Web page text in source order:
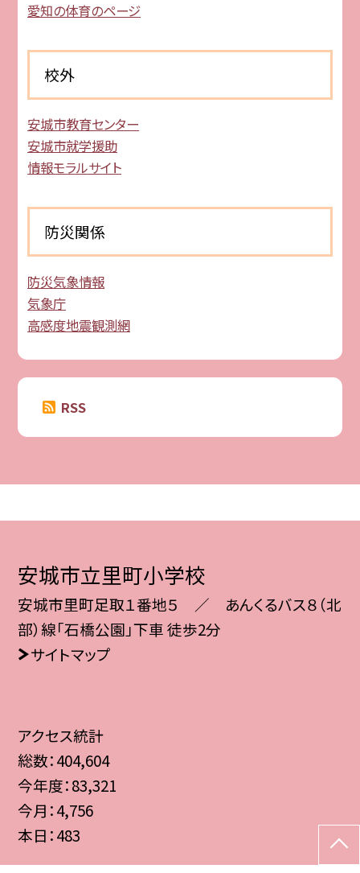
愛知の体育のページ
校外
安城市教育センター
安城市就学援助
情報モラルサイト
防災関係
防災気象情報
気象庁
高感度地震観測網
RSS
安城市立里町小学校
安城市里町足取１番地５ ／ あんくるバス８（北
部）線「石橋公園」下車 徒歩2分
サイトマップ
アクセス統計
総数：404,604
今年度：83,321
今月：4,756
本日：483